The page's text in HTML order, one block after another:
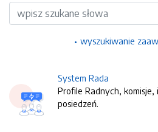
Wyszukiwarka
wyszukiwanie
System Rada
Profile Radnych,
posiedzeń.